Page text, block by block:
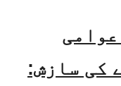
کی سازش: